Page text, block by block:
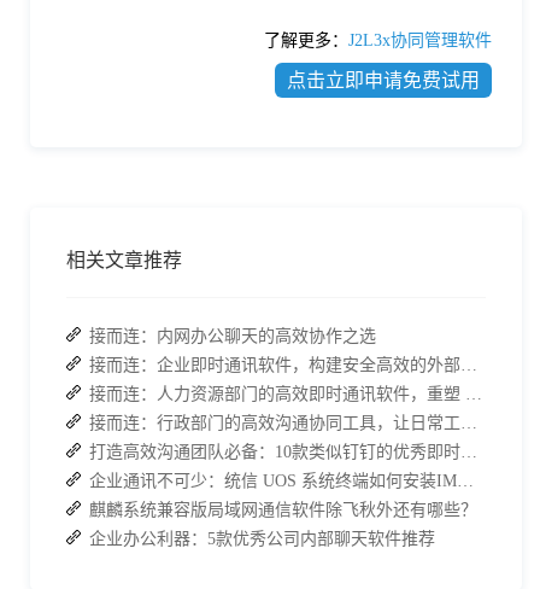
了解更多： J2L3x协同管理软件
点击立即申请免费试用
相关文章推荐
接而连：内网办公聊天的高效协作之选
接而连：企业即时通讯软件，构建安全高效的外部合作对接体系
接而连：人力资源部门的高效即时通讯软件，重塑 HR 工作新体验
接而连：行政部门的高效沟通协同工具，让日常工作事半功倍
打造高效沟通团队必备：10款类似钉钉的优秀即时通讯软件推荐
企业通讯不可少：统信 UOS 系统终端如何安装IM软件进行内部沟通？
麒麟系统兼容版局域网通信软件除飞秋外还有哪些？
企业办公利器：5款优秀公司内部聊天软件推荐